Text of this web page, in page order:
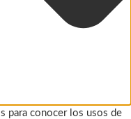
para conocer los usos de